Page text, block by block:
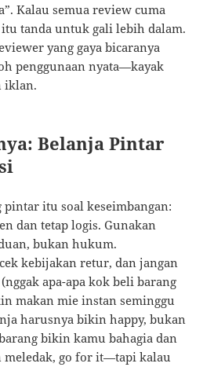
Kalau semua review cuma
tanda untuk gali lebih dalam.
yang gaya bicaranya
penggunaan nyata—kayak
iklan.
Belanja Pintar
itu soal keseimbangan:
dan tetap logis. Gunakan
bukan hukum.
kebijakan retur, dan jangan
apa-apa kok beli barang
makan mie instan seminggu
harusnya bikin happy, bukan
bikin kamu bahagia dan
meledak, go for it—tapi kalau